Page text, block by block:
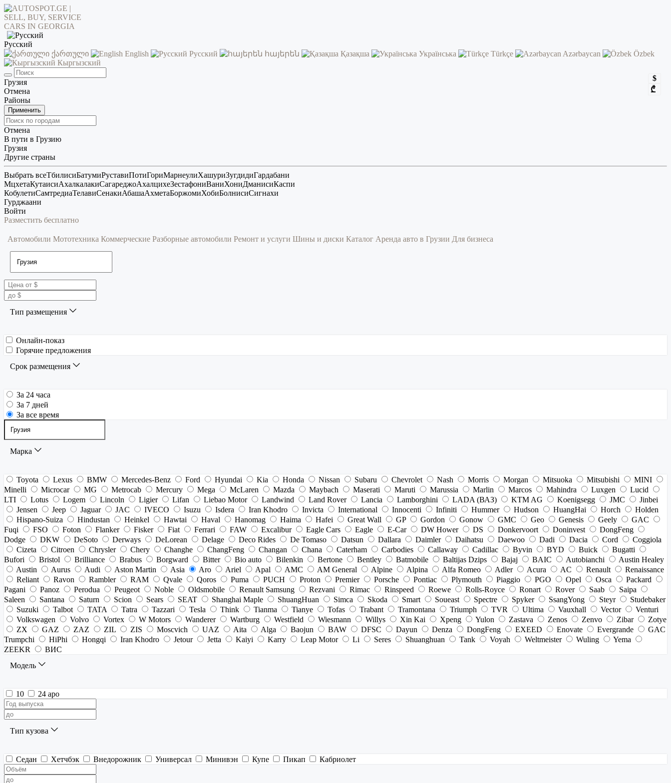
Русский
ქართული
English Русский հայերեն Қазақша Українська Türkçe Azərbaycan
Özbek
Кыргызский
$
₾
Грузия
Отмена
Районы
Применить
Отмена
В пути в Грузию
Грузия
Другие страны
Выбрать всеТбилисиБатумиРуставиПотиГориМарнеулиХашуриЗугдидиГардабани
МцхетаКутаисиАхалкалакиСагареджоАхалцихеЗестафониВаниХониДманисиКаспи
КобулетиСамтредиаТелавиСенакиАбашаАхметаБоржомиХобиБолнисиСигнахи
Гурджаани
Войти
Разместить бесплатно
Автомобили Мототехника Коммерческие Разборные автомобили Ремонт и услуги Шины и диски Каталог Аренда авто в Грузии Для бизнеса
Тип размещения
Онлайн-показ
Горячие предложения
Срок размещения
За 24 часа
За 7 дней
За все время
Марка
Toyota Lexus BMW Mercedes-Benz Ford Hyundai Kia Honda Nissan Subaru Chevrolet Nash Morris Morgan Mitsuoka Mitsubishi
MINI
Minelli
Microcar MG Metrocab Mercury Mega McLaren Mazda Maybach Maserati Maruti Marussia Marlin Marcos Mahindra Luxgen
Lucid
LTI
Lotus Logem Lincoln Ligier Lifan Liebao Motor Landwind Land Rover Lancia Lamborghini LADA (ВАЗ) KTM AG Koenigsegg JMC
Jinbei
Jensen
Jeep Jaguar JAC IVECO Isuzu Isdera Iran Khodro Invicta International Innocenti Infiniti Hummer Hudson HuangHai Horch
Holden
Hispano-Suiza
Hindustan Heinkel Hawtai Haval Hanomag Haima Hafei Great Wall GP Gordon Gonow GMC Geo Genesis Geely
GAC
Fuqi
FSO Foton Flanker Fisker Fiat Ferrari FAW Excalibur Eagle Cars Eagle E-Car DW Hower DS Donkervoort Doninvest
DongFeng
Dodge
DKW DeSoto Derways DeLorean Delage Deco Rides De Tomaso Datsun Dallara Daimler Daihatsu Daewoo Dadi Dacia Cord
Coggiola
Cizeta
Citroen Chrysler Chery Changhe ChangFeng Changan Chana Caterham Carbodies Callaway Cadillac Byvin BYD Buick
Bugatti
Bufori
Bristol Brilliance Brabus Borgward Bitter Bio auto Bilenkin Bertone Bentley Batmobile Baltijas Dzips Bajaj BAIC Autobianchi
Austin Healey
Austin
Aurus Audi Aston Martin Asia Aro Ariel Apal AMC AM General Alpine Alpina Alfa Romeo Adler Acura AC Renault
Renaissance
Reliant
Ravon Rambler RAM Qvale Qoros Puma PUCH Proton Premier Porsche Pontiac Plymouth Piaggio PGO Opel Osca
Packard
Pagani
Panoz Perodua Peugeot Noble Oldsmobile Renault Samsung Rezvani Rimac Rinspeed Roewe Rolls-Royce Ronart Rover Saab
Saipa
Saleen
Santana Saturn Scion Sears SEAT Shanghai Maple ShuangHuan Simca Skoda Smart Soueast Spectre Spyker SsangYong Steyr
Studebaker
Suzuki
Talbot TATA Tatra Tazzari Tesla Think Tianma Tianye Tofas Trabant Tramontana Triumph TVR Ultima Vauxhall Vector
Venturi
Volkswagen
Volvo Vortex W Motors Wanderer Wartburg Westfield Wiesmann Willys Xin Kai Xpeng Yulon Zastava Zenos Zenvo Zibar
Zotye
ZX
GAZ ZAZ ZIL ZIS Moscvich UAZ Aita Alga Baojun BAW DFSC Dayun Denza DongFeng EXEED Enovate Evergrande
GAC
Trumpchi
HiPhi Hongqi Iran Khodro Jetour Jetta Kaiyi Karry Leap Motor Li Seres Shuanghuan Tank Voyah Weltmeister Wuling
Yema
ZEEKR
ВИС
Модель
10 24 аро
Тип кузова
Седан Хетчбэк Внедорожник Универсал Минивэн Купе Пикап Кабриолет